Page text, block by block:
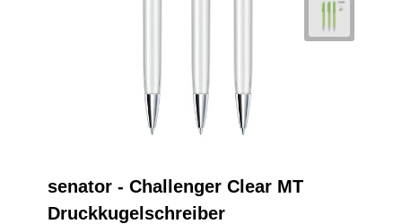
senator - Challenger Clear MT
Druckkugelschreiber